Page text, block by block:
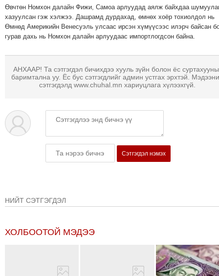
МЭДЭЭ
БИЗНЕС
МЭДЭЭ
ТАНИН
МЭДЭХҮЙ
ТЕХНОЛОГИ
ЭРГЭН
ТОЙРОНД
ИЙН
ТОЙРОНД
Өвчтөн Номхон далайн Фижи, Самоа арлуудад аялж байхдаа
хазуулсан гэж хэлжээ. Дашрамд дурдахад, өмнөх хоёр тохиолдол нь
Өмнөд Америкийн Венесуэль улсаас ирсэн хүмүүсээс илэрч байсан
гурав дахь нь Номхон далайн арлуудаас импортлогдсон байна.
АНХААР! Та сэтгэгдэл бичихдээ хууль зүйн болон ёс
баримтална уу. Ёс бус сэтгэгдлийг админ устгах эрхтэй.
сэтгэгдэлд www.chuhal.mn хариуцлага хүлээхгүй.
Сэтгэгдэл нэмэх
НИЙТ СЭТГЭГДЭЛ
ХОЛБООТОЙ МЭДЭЭ